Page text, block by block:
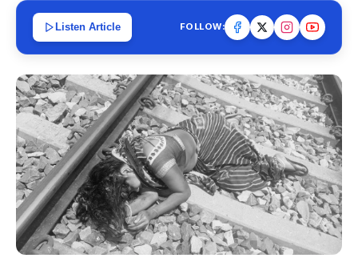
Listen Article FOLLOW: